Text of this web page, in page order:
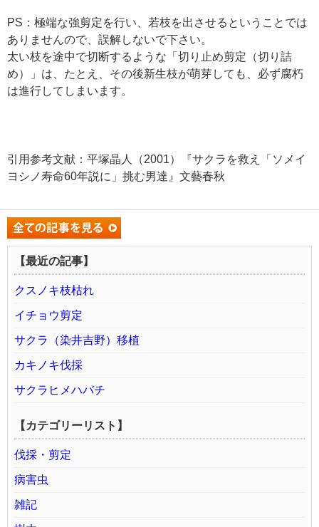
PS：極端な強剪定を行い、若枝を出させるということでは
ありませんので、誤解しないで下さい。
太い枝を途中で切断するような「切り止め剪定（切り詰
め）」は、たとえ、その後新生枝が萌芽しても、必ず腐朽
は進行してしまいます。
引用参考文献：平塚晶人（2001）『サクラを救え「ソメイ
ヨシノ寿命60年説に」挑む男達』文藝春秋
【最近の記事】
クスノキ枝枯れ
イチョウ剪定
サクラ（染井吉野）移植
カキノキ伐採
サクラヒメハバチ
【カテゴリーリスト】
伐採・剪定
病害虫
雑記